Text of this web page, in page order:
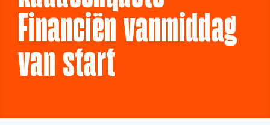
Financiën vanmiddag
van start